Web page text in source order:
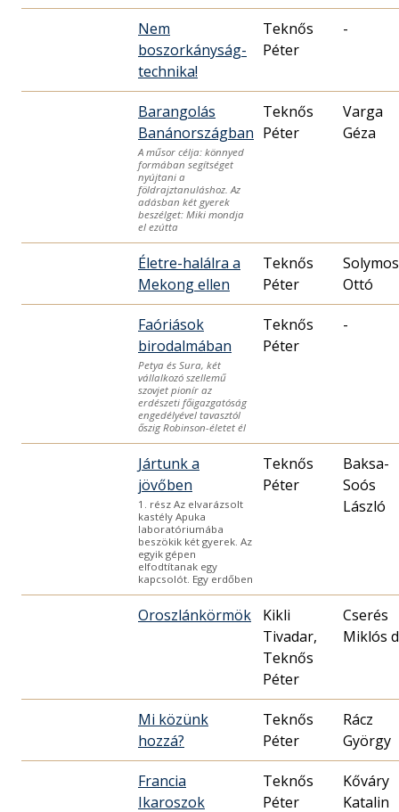
Nem
boszorkányság-
technika!
Teknős
Péter
-
Barangolás
Banánországban
A műsor célja: könnyed
formában segítséget
nyújtani a
földrajztanuláshoz. Az
adásban két gyerek
beszélget: Miki mondja
el ezútta
Teknős
Péter
Varga
Géza
Életre-halálra a
Mekong ellen
Teknős
Péter
Ottó
Faóriások
birodalmában
Petya és Sura, két
vállalkozó szellemű
szovjet pionír az
erdészeti főigazgatóság
engedélyével tavasztól
őszig Robinson-életet él
Teknős
Péter
-
Jártunk a
jövőben
1. rész Az elvarázsolt
kastély Apuka
laboratóriumába
beszökik két gyerek. Az
egyik gépen
elfodtítanak egy
kapcsolót. Egy erdőben
Teknős
Péter
Baksa-
Soós
László
Oroszlánkörmök
Kikli
Tivadar,
Teknős
Péter
Cserés
Miklós
Mi közünk
hozzá?
Teknős
Péter
Rácz
György
Francia
Ikaroszok
Teknős
Péter
Kőváry
Katalin